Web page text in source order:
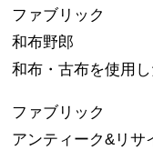
ファブリック
和布野郎
和布・古布を使用
ファブリック
アンティーク&リサ